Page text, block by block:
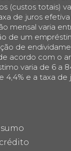
(custos totais)
de juros
mensal varia
de um
de
acordo com o
varia de 6 a
4,4% e a taxa de